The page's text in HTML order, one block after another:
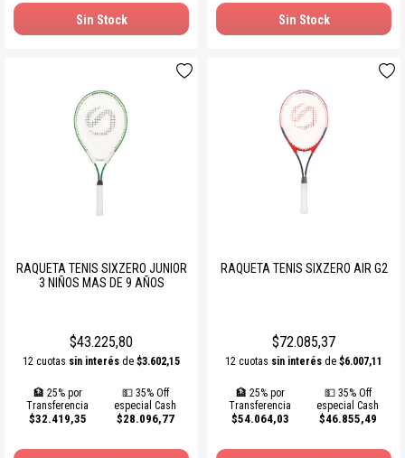
Sin Stock Sin Stock
RAQUETA TENIS SIXZERO JUNIOR
3 NIÑOS MAS DE 9 AÑOS
$43.225,80
12 cuotas sin interés de $3.602,15
🏦 25% por
Transferencia
$32.419,35
💵 35% Off
especial Cash
$28.096,77
RAQUETA TENIS SIXZERO AIR G2
$72.085,37
12 cuotas sin interés de $6.007,11
🏦 25% por
Transferencia
$54.064,03
💵 35% Off
especial Cash
$46.855,49